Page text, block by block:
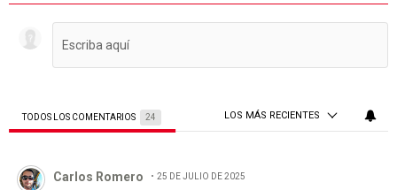
TODOS LOS COMENTARIOS 24 LOS MÁS RECIENTES
Comentario de Carlos Romero.
Carlos Romero 25 DE JULIO DE 2025